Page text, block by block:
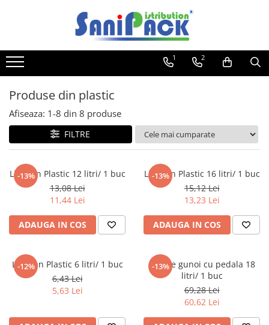
Toate Produsele
Produse de Curatenie
Sapunuri Lichide
Detergenti pentru Rufe
Dozare Manuala
Dozare Automata
Detergenti pentru Vase
Spalare Automata
Spalare Manuala
Detergenti Degresanti
Detergenti Dezincrustanti
Detergenti Pardoseli
Detergenti Dezinfectanti
Detergenti Universali
Produse pentru Piscina
1 2
Produse din plastic
Afiseaza: 1-8 din 8 produse
FILTRE
-13%
Lighean Plastic 12 litri/ 1 buc
13,08 Lei
11,44 Lei
ADAUGA IN COS
-13%
Lighean Plastic 16 litri/ 1 buc
15,12 Lei
13,23 Lei
ADAUGA IN COS
-12%
Lighean Plastic 6 litri/ 1 buc
6,43 Lei
5,63 Lei
-13%
Cos de gunoi cu pedala 18
litri/ 1 buc
69,28 Lei
60,62 Lei